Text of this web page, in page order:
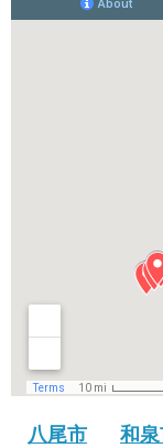
腎臓の健康道
八尾市 和